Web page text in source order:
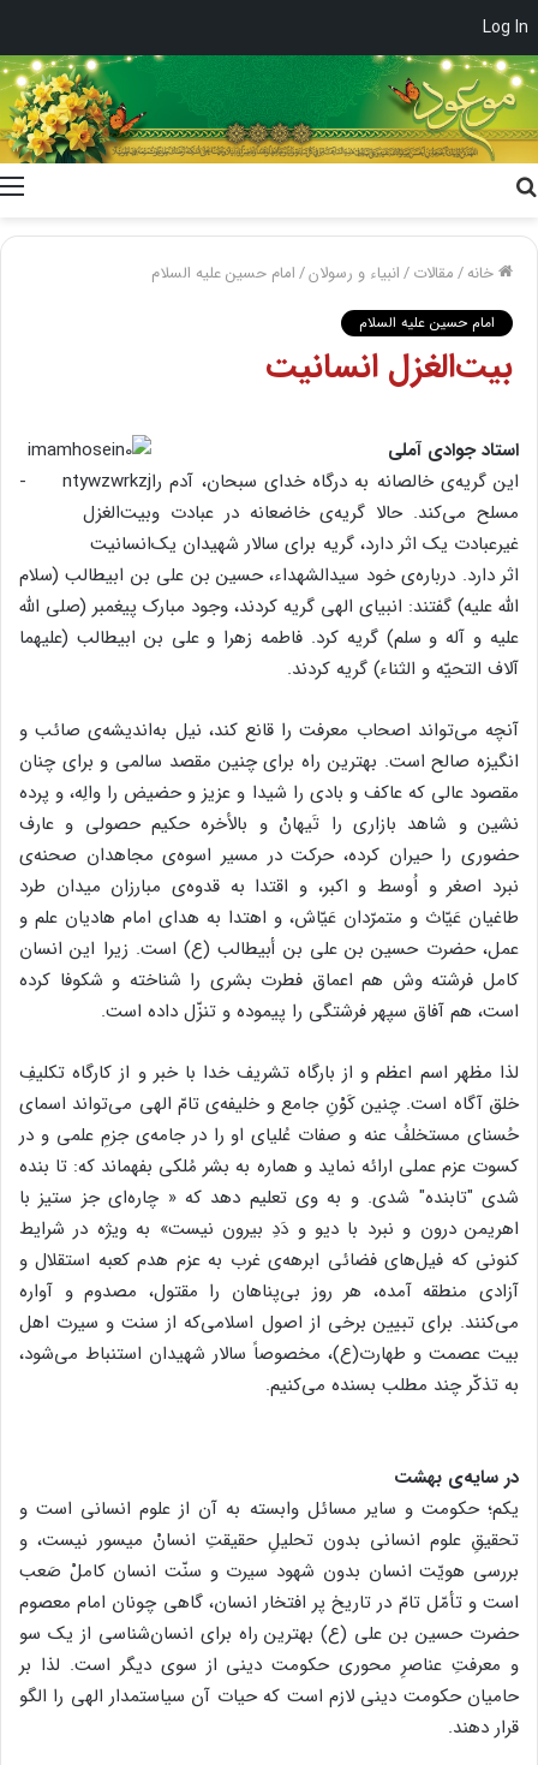
Log In
خانه/مقالات/انبیاء و رسولان/امام حسین علیه السلام
امام حسین علیه السلام
بیت‌الغزل انسانیت
استاد جوادی آملی
این گریه‌ی خالصانه به درگاه خدای سبحان، آدم را
مسلح می‌کند. حالا گریه‌ی خاضعانه در عبادت و
غیرعبادت یک اثر دارد، گریه برای سالار شهیدان یک
اثر دارد. درباره‌ی خود سیدالشهداء، حسین بن علی بن ابیطالب (سلام
الله علیه) گفتند: انبیای الهی گریه کردند، وجود مبارک پیغمبر (صلی الله
علیه و آله و سلم) گریه کرد. فاطمه زهرا و علی بن ابیطالب (علیهما
آلاف التحیّه و الثناء) گریه کردند.
آنچه می‌تواند اصحاب معرفت را قانع کند، نیل به‌اندیشه‌ی صائب و
انگیزه صالح است. بهترین راه برای چنین مقصد سالمی و برای چنان
مقصود عالی که عاکف و بادی را شیدا و عزیز و حضیض را والِه، و پرده
نشین و شاهد بازاری را تَیهانْ و بالأخره حکیم حصولی و عارف
حضوری را حیران کرده، حرکت در مسیر اسوه‌ی مجاهدان صحنه‌ی
نبرد اصغر و اُوسط و اکبر، و اقتدا به قدوه‌ی مبارزان میدان طرد
طاغیان عَیّاث و متمرّدان عَیّاش، و اهتدا به هدای امام هادیان علم و
عمل، حضرت حسین بن علی بن أبیطالب (ع) است. زیرا این انسان
کامل فرشته وش هم اعماق فطرت بشری را شناخته و شکوفا کرده
است، هم آفاق سپهر فرشتگی را پیموده و تنزّل داده است.
لذا مظهر اسم اعظم و از بارگاه تشریف خدا با خبر و از کارگاه تکلیفِ
خلق آگاه است. چنین کَوْنِ جامع و خلیفه‌ی تامّ الهی می‌تواند اسمای
حُسنای مستخلفُ عنه و صفات عُلیای او را در جامه‌ی جزمِ علمی و در
کسوت عزم عملی ارائه نماید و هماره به بشر مُلکی بفهماند که: تا بنده
شدی "تابنده" شدی. و به وی تعلیم دهد که « چاره‌ای جز ستیز با
اهریمن درون و نبرد با دیو و دَدِ بیرون نیست» به ویژه در شرایط
کنونی که فیل‌های فضائی ابرهه‌ی غرب به عزم هدم کعبه استقلال و
آزادی منطقه آمده، هر روز بی‌پناهان را مقتول، مصدوم و آواره
می‌کنند. برای تبیین برخی از اصول اسلامی‌که از سنت و سیرت اهل
بیت عصمت و طهارت(ع)، مخصوصاً سالار شهیدان استنباط می‌شود،
به تذکّر چند مطلب بسنده می‌کنیم.
در سایه‌ی بهشت
یکم؛ حکومت و سایر مسائل وابسته به آن از علوم انسانی است و
تحقیقِ علوم انسانی بدون تحلیلِ حقیقتِ انسانْ میسور نیست، و
بررسی هویّت انسان بدون شهود سیرت و سنّت انسان کاملْ صَعب
است و تأمّل تامّ در تاریخ پر افتخار انسان، گاهی چونان امام معصوم
حضرت حسین بن علی (ع) بهترین راه برای انسان‌شناسی از یک سو
و معرفتِ عناصرِ محوری حکومت دینی از سوی دیگر است. لذا بر
حامیان حکومت دینی لازم است که حیات آن سیاستمدار الهی را الگو
قرار دهند.